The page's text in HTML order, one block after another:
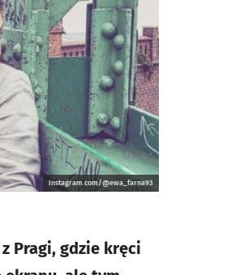
Instagram.com/@ewa_farna93
Pragi, gdzie kręci